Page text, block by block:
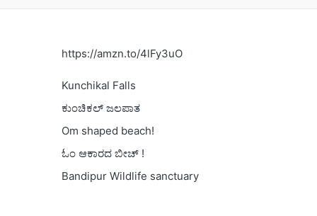
https://amzn.to/4lFy3uO
Kunchikal Falls
ಕುಂಚಿಕಲ್ ಜಲಪಾತ
Om shaped beach!
ಓಂ ಆಕಾರದ ಬೀಚ್ !
Bandipur Wildlife sanctuary